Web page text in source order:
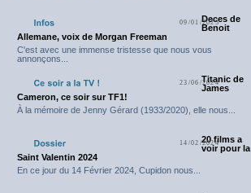
09/01/2025Deces de
Benoit
Allemane, voix de Morgan Freeman
C'est avec une immense tristesse que nous vous
annonçons...
23/06/2024Titanic de
James
Cameron, ce soir sur TF1!
À la mémoire de Jenny Gérard (1933/2020), elle nous...
14/02/202420 films a
voir pour la
Saint Valentin 2024
En ce jour du 14 Février 2024, Cupidon nous...